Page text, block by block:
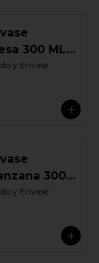
300 ML.
y Envase
300
y Envase